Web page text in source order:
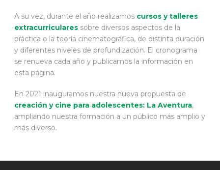
A su vez, durante el año realizamos cursos y talleres
extracurriculares sobre diversos aspectos de la
práctica o la teoría cinematográfica, de distinta duración
y diferentes niveles de profundización. El cronograma
se renueva cada año y publicamos la información en
esta página.
En 2021 inauguramos nuestra nueva propuesta de
creación y cine para adolescentes: La Aventura,
ampliando nuestra formación a un público más amplio y
más diverso.